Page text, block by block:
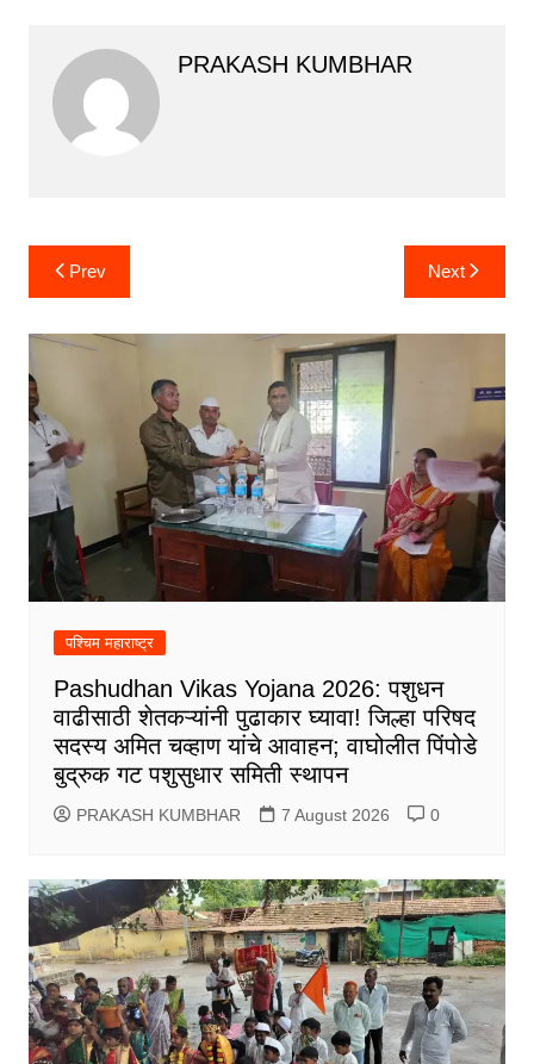
PRAKASH KUMBHAR
Post
navigation
Prev Next
पश्चिम महाराष्ट्र
Pashudhan Vikas Yojana 2026: पशुधन
वाढीसाठी शेतकऱ्यांनी पुढाकार घ्यावा! जिल्हा परिषद
सदस्य अमित चव्हाण यांचे आवाहन; वाघोलीत पिंपोडे
बुद्रुक गट पशुसुधार समिती स्थापन
PRAKASH KUMBHAR 7 August 2026 0